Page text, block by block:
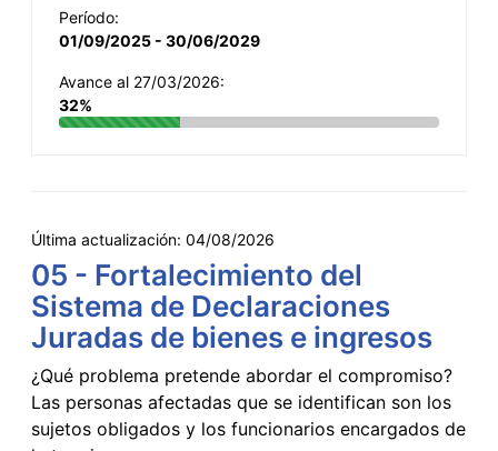
Período:
01/09/2025 - 30/06/2029
Avance al 27/03/2026:
32%
Última actualización: 04/08/2026
05 - Fortalecimiento del
Sistema de Declaraciones
Juradas de bienes e ingresos
¿Qué problema pretende abordar el compromiso?
Las personas afectadas que se identifican son los
sujetos obligados y los funcionarios encargados de